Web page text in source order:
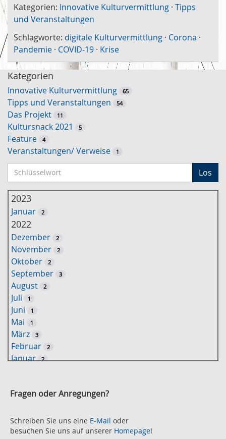
Kategorien: Innovative Kulturvermittlung · Tipps
und Veranstaltungen
Schlagworte: digitale Kulturvermittlung · Corona ·
Pandemie · COVID-19 · Krise
Kategorien
Innovative Kulturvermittlung 65
Tipps und Veranstaltungen 54
Das Projekt 11
Kultursnack 2021 5
Feature 4
Veranstaltungen/ Verweise 1
c
h
ü
w
o
r
u
c
Los
2023
Januar 2
2022
Dezember 2
November 2
Oktober 2
September 3
August 2
Juli 1
Juni 1
Mai 1
März 3
Februar 2
Januar 2
Oktober 2
August 2
Juli 2
Fragen oder Anregungen?
Schreiben Sie uns eine E-Mail oder
besuchen Sie uns auf unserer Homepage!